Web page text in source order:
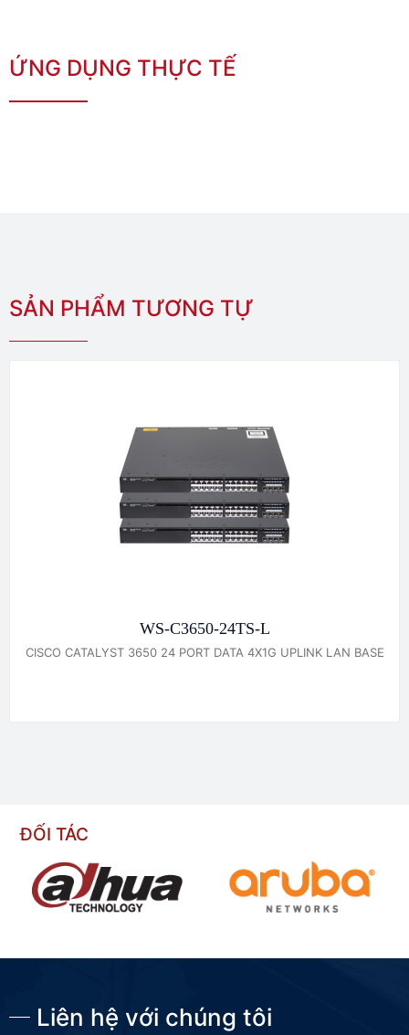
ỨNG DỤNG THỰC TẾ
SẢN PHẨM TƯƠNG TỰ
WS-C3650-24TS-L
CISCO CATALYST 3650 24 PORT DATA 4X1G UPLINK LAN BASE
ĐỐI TÁC
Contact us now
Liên hệ với chúng tôi